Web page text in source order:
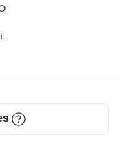
Valdirvaner Carelli Junior